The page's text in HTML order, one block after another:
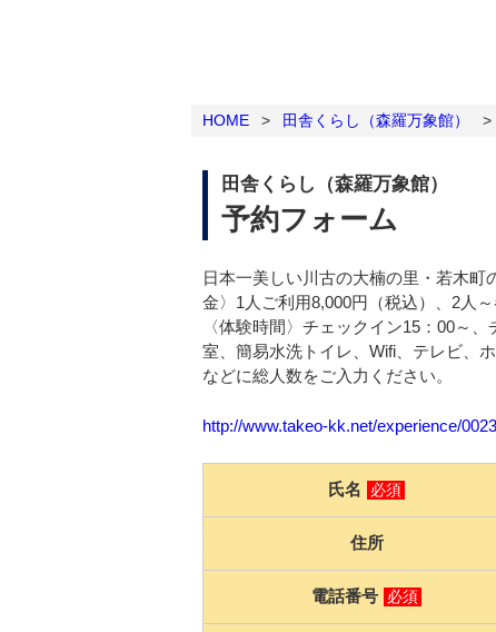
HOME > 田舎くらし（森羅万象館） >
田舎くらし（森羅万象館）
予約フォーム
日本一美しい川古の大楠の里・若木
金〉1人ご利用8,000円（税込）、2人
〈体験時間〉チェックイン15：00～
室、簡易水洗トイレ、Wifi、テレビ、
などに総人数をご入力ください。
http://www.takeo-kk.net/experience/
氏名 必須
住所
電話番号 必須